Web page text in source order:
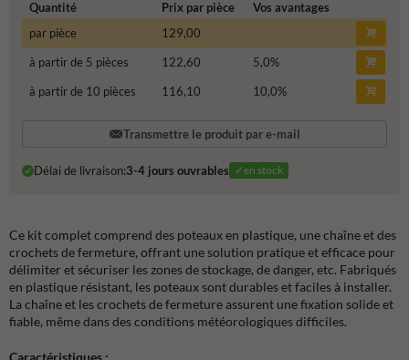
Quantité Prix par pièce
Vos avantages
par pièce
129,00
à partir de 5 pièces
122,60 5,0%
à partir de 10 pièces
116,10 10,0%
Transmettre le produit par e-mail
Délai de livraison:3-4 jours ouvrables ✓en stock
Ce kit complet comprend des poteaux en plastique, une chaîne et des
crochets de fermeture, offrant une solution pratique et efficace pour
délimiter et sécuriser les zones de stockage, de danger, etc. Fabriqués
en plastique résistant, les poteaux sont durables et faciles à installer.
La chaîne et les crochets de fermeture assurent une fixation solide et
fiable, même dans des conditions météorologiques difficiles.
Caractéristiques :